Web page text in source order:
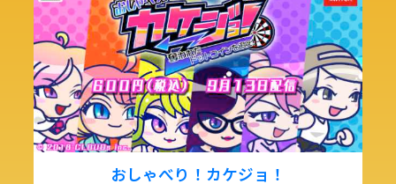
おしゃべり！カケジョ！